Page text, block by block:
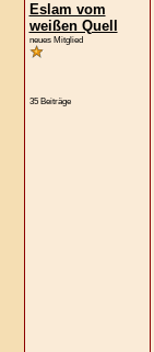
Eslam vom
weißen Quell
neues Mitglied
35 Beiträge